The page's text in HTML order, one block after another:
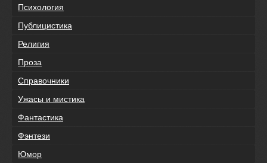
Психология
Публицистика
Религия
Проза
Справочники
Ужасы и мистика
Фантастика
Фэнтези
Юмор